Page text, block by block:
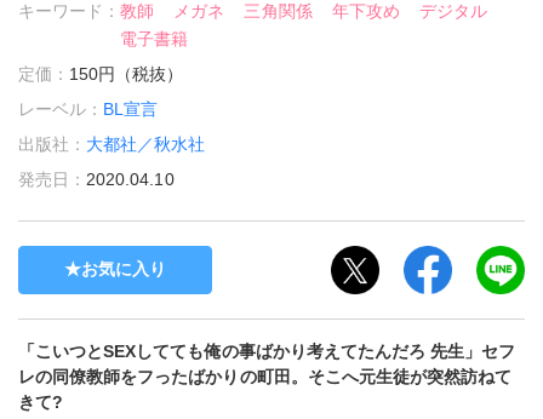
キーワード：教師 メガネ 三角関係 年下攻め
デジタル
電子書籍
定価： 150円（税抜）
レーベル： BL宣言
出版社： 大都社／秋水社
発売日： 2020.04.10
お気に入り
「こいつとSEXしてても俺の事ばかり考えてたんだろ 先生」セフ
レの同僚教師をフったばかりの町田。そこへ元生徒が突然訪ねて
きて?